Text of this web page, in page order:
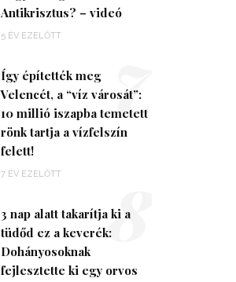
Antikrisztus? – videó
5 ÉV EZELŐTT
Így építették meg
Velencét, a “víz városát”:
10 millió iszapba temetett
rönk tartja a vízfelszín
felett!
7 ÉV EZELŐTT
7
3 nap alatt takarítja ki a
tüdőd ez a keverék:
Dohányosoknak
fejlesztette ki egy orvos
8